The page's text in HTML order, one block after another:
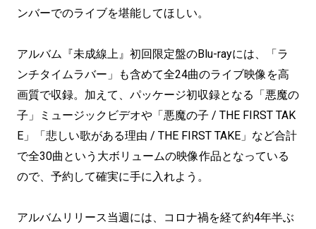
ンバーでのライブを堪能してほしい。
アルバム『未成線上』初回限定盤のBlu-rayには、「ラ
ンチタイムラバー」も含めて全24曲のライブ映像を高
画質で収録。加えて、パッケージ初収録となる「悪魔の
子」ミュージックビデオや「悪魔の子 / THE FIRST TAK
E」「悲しい歌がある理由 / THE FIRST TAKE」など合計
で全30曲という大ボリュームの映像作品となっている
ので、予約して確実に手に入れよう。
アルバムリリース当週には、コロナ禍を経て約4年半ぶ